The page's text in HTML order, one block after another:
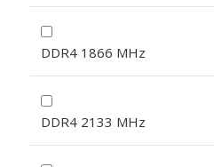
DDR4 1866 MHz
DDR4 2133 MHz